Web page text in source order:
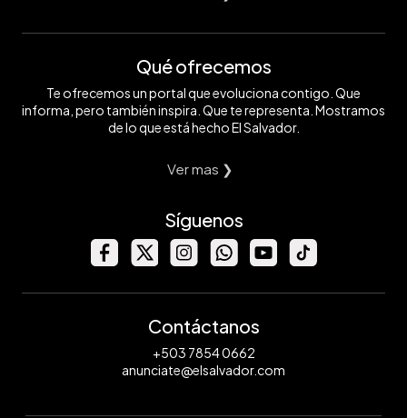
Qué ofrecemos
Te ofrecemos un portal que evoluciona contigo. Que
informa, pero también inspira. Que te representa. Mostramos
de lo que está hecho El Salvador.
Ver mas ❯
Síguenos
Contáctanos
+503 7854 0662
anunciate@elsalvador.com